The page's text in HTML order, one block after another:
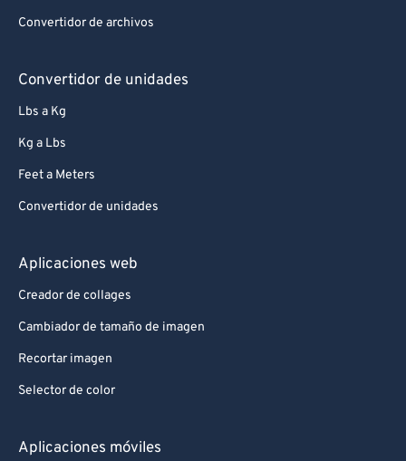
Convertidor de archivos
Convertidor de unidades
Lbs a Kg
Kg a Lbs
Feet a Meters
Convertidor de unidades
Aplicaciones web
Creador de collages
Cambiador de tamaño de imagen
Recortar imagen
Selector de color
Aplicaciones móviles